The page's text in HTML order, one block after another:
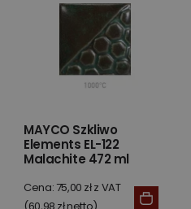
MAYCO Szkliwo
Elements EL-122
Malachite 472 ml
Cena: 75,00 zł z VAT
(60,98 zł netto)